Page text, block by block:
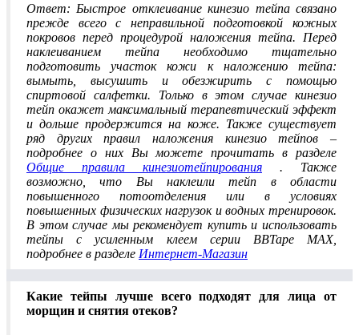
Ответ: Быстрое отклеивание кинезио тейпа связано
прежде всего с неправильной подготовкой кожных
покровов перед процедурой наложения тейпа. Перед
наклеиванием тейпа необходимо тщательно
подготовить участок кожи к наложению тейпа:
вымыть, высушить и обезжирить с помощью
спиртовой салфетки. Только в этом случае кинезио
тейп окажет максимальный терапевтический эффект
и дольше продержится на коже. Также существует
ряд других правил наложения кинезио тейпов –
подробнее о них Вы можете прочитать в разделе
Общие правила кинезиотейпирования . Также
возможно, что Вы наклеили тейп в области
повышенного потоотделения или в условиях
повышенных физических нагрузок и водных тренировок.
В этом случае мы рекомендует купить и использовать
тейпы с усиленным клеем серии BBTape MAX,
подробнее в разделе Интернет-Магазин
Какие тейпы лучше всего подходят для лица от
морщин и снятия отеков?